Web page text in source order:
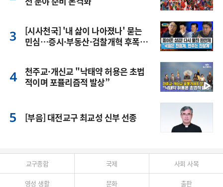
[시사천국] '내 삶이 나아졌나' 묻는
민심…증시·부동산·검찰개혁 후폭
천주교·개신교 "낙태약 허용은 초법
적이며 포퓰리즘적 발상”
[부음] 대전교구 최교성 신부 선종
교구종합 국제 사회 사목
영성 생활 문화 출판